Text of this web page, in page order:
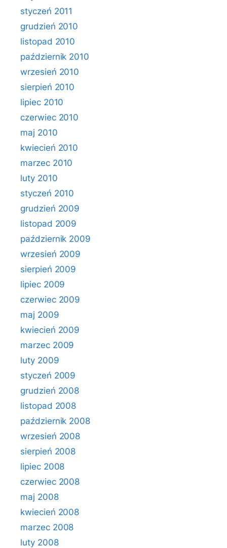
styczeń 2011
grudzień 2010
listopad 2010
październik 2010
wrzesień 2010
sierpień 2010
lipiec 2010
czerwiec 2010
maj 2010
kwiecień 2010
marzec 2010
luty 2010
styczeń 2010
grudzień 2009
listopad 2009
październik 2009
wrzesień 2009
sierpień 2009
lipiec 2009
czerwiec 2009
maj 2009
kwiecień 2009
marzec 2009
luty 2009
styczeń 2009
grudzień 2008
listopad 2008
październik 2008
wrzesień 2008
sierpień 2008
lipiec 2008
czerwiec 2008
maj 2008
kwiecień 2008
marzec 2008
luty 2008